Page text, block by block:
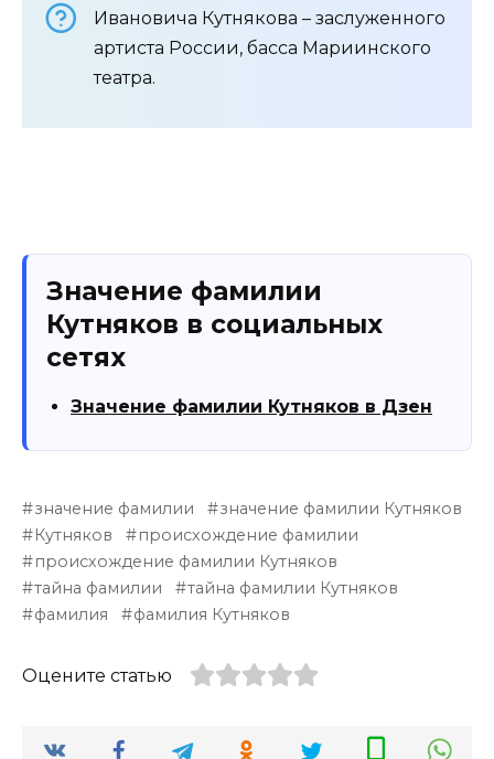
Ивановича Кутнякова – заслуженного
артиста России, басса Мариинского
театра.
Значение фамилии
Кутняков в социальных
сетях
Значение фамилии Кутняков в Дзен
значение фамилии
значение фамилии Кутняков
Кутняков
происхождение фамилии
происхождение фамилии Кутняков
тайна фамилии
тайна фамилии Кутняков
фамилия
фамилия Кутняков
Оцените статью